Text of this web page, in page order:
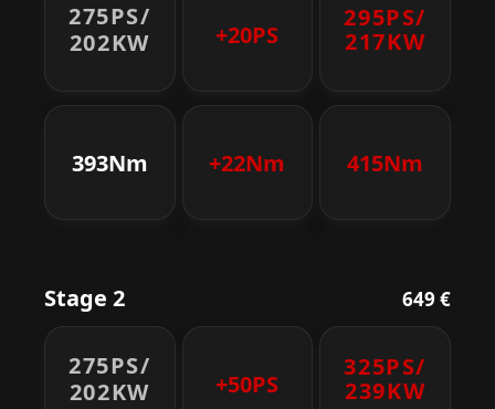
275PS/
202KW
+20PS
295PS/
217KW
393Nm +22Nm 415Nm
Stage 2 649 €
275PS/
202KW
+50PS
325PS/
239KW